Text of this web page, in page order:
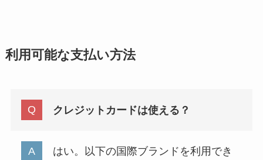
利用可能な支払い方法
クレジットカードは使える？
はい。以下の国際ブランドを利用でき